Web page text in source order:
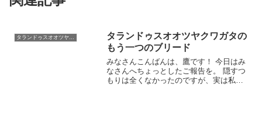
タランドゥスオオツヤクワガタの
もう一つのブリード
みなさんこんばんは、鷹です！ 今日はみ
なさんへちょっとしたご報告を。 隠すつ
もりは全くなかったのですが、実は私少